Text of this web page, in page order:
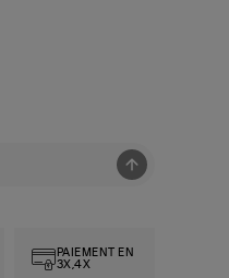
PAIEMENT EN
3X,4X